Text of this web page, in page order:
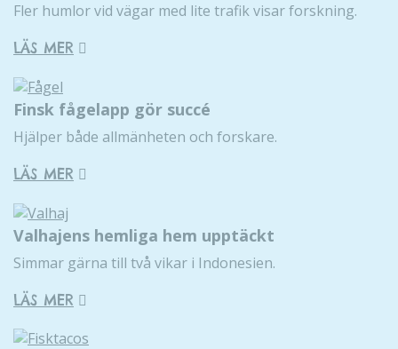
Fler humlor vid vägar med lite trafik visar forskning.
LÄS MER
Finsk fågelapp gör succé
Hjälper både allmänheten och forskare.
LÄS MER
Valhajens hemliga hem upptäckt
Simmar gärna till två vikar i Indonesien.
LÄS MER